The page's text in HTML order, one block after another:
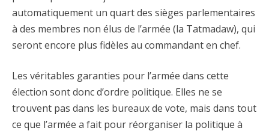
automatiquement un quart des sièges parlementaires
à des membres non élus de l’armée (la Tatmadaw), qui
seront encore plus fidèles au commandant en chef.
Les véritables garanties pour l’armée dans cette
élection sont donc d’ordre politique. Elles ne se
trouvent pas dans les bureaux de vote, mais dans tout
ce que l’armée a fait pour réorganiser la politique à